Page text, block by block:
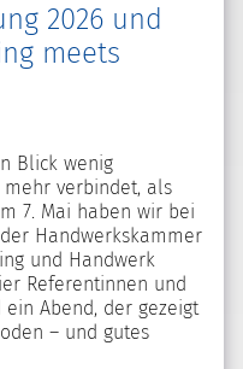
2026 und
meets
Blick wenig
verbindet, als
7. Mai haben wir bei
Handwerkskammer
und Handwerk
Referentinnen und
Abend, der gezeigt
– und gutes